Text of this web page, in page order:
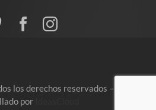
los derechos reservados –
por